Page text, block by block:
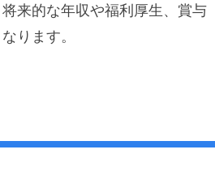
来的な年収や福利厚生、賞与
ります。